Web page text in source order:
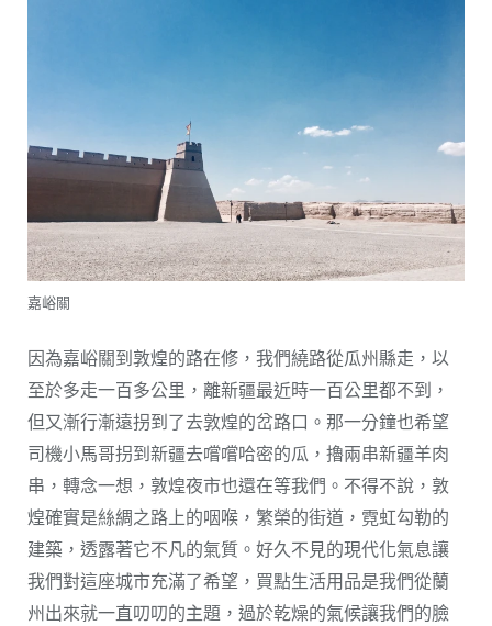
嘉峪關
因為嘉峪關到敦煌的路在修，我們繞路從瓜州縣走，以
至於多走一百多公里，離新疆最近時一百公里都不到，
但又漸行漸遠拐到了去敦煌的岔路口。那一分鐘也希望
司機小馬哥拐到新疆去嚐嚐哈密的瓜，擼兩串新疆羊肉
串，轉念一想，敦煌夜市也還在等我們。不得不說，敦
煌確實是絲綢之路上的咽喉，繁榮的街道，霓虹勾勒的
建築，透露著它不凡的氣質。好久不見的現代化氣息讓
我們對這座城市充滿了希望，買點生活用品是我們從蘭
州出來就一直叨叨的主題，過於乾燥的氣候讓我們的臉